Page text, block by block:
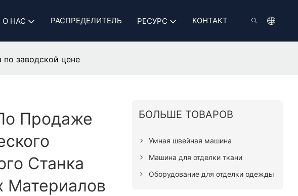
О НАС РАСПРЕДЕЛИТЕЛЬ РЕСУРС КОНТАКТ
по заводской цене
Продаже
Станка
Материалов
БОЛЬШЕ ТОВАРОВ
Умная швейная машина
Машина для отделки ткани
Оборудование для отделки одежды